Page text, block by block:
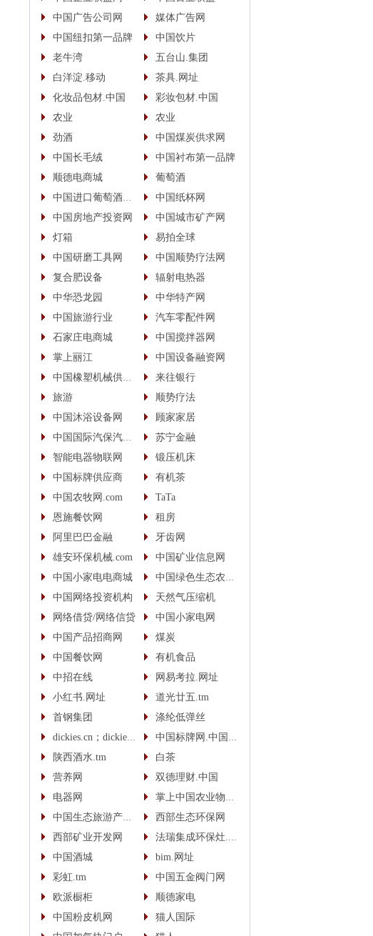
中国广告公司网
媒体广告网
中国纽扣第一品牌
中国饮片
老牛湾
五台山.集团
白洋淀.移动
茶具.网址
化妆品包材.中国
彩妆包材.中国
农业
农业
劲酒
中国煤炭供求网
中国长毛绒
中国衬布第一品牌
顺德电商城
葡萄酒
中国进口葡萄酒商城
中国纸杯网
中国房地产投资网
中国城市矿产网
灯箱
易拍全球
中国研磨工具网
中国顺势疗法网
复合肥设备
辐射电热器
中华恐龙园
中华特产网
中国旅游行业
汽车零配件网
石家庄电商城
中国搅拌器网
掌上丽江
中国设备融资网
中国橡塑机械供应商
来往银行
旅游
顺势疗法
中国沐浴设备网
顾家家居
中国国际汽保汽配城
苏宁金融
智能电器物联网
锻压机床
中国标牌供应商
有机茶
中国农牧网.com
TaTa
恩施餐饮网
租房
阿里巴巴金融
牙齿网
雄安环保机械.com
中国矿业信息网
中国小家电电商城
中国绿色生态农业信息网
中国网络投资机构
天然气压缩机
网络借贷/网络信贷
中国小家电网
中国产品招商网
煤炭
中国餐饮网
有机食品
中招在线
网易考拉.网址
小红书.网址
道光廿五.tm
首钢集团
涤纶低弹丝
dickies.cn；dickies.cc
中国标牌网.中国(cn)
陕西酒水.tm
白茶
营养网
双德理财.中国
电器网
掌上中国农业物联网
中国生态旅游产业网
西部生态环保网
西部矿业开发网
法瑞集成环保灶.中国
中国酒城
bim.网址
彩虹.tm
中国五金阀门网
欧派橱柜
顺德家电
中国粉皮机网
猫人国际